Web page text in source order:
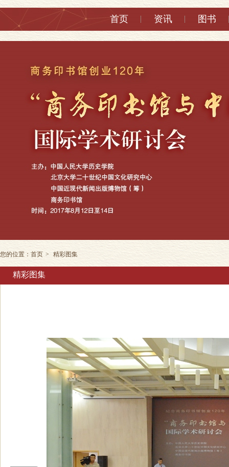
首页 资讯 图书
您的位置： 首页 > 精彩图集
精彩图集